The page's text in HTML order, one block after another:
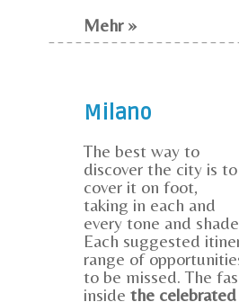
Mehr »
Milano
The best way to
discover the city is to
cover it on foot,
taking in each and
every tone and shade.
Each suggested
range of
to be missed. The
inside the celebrated